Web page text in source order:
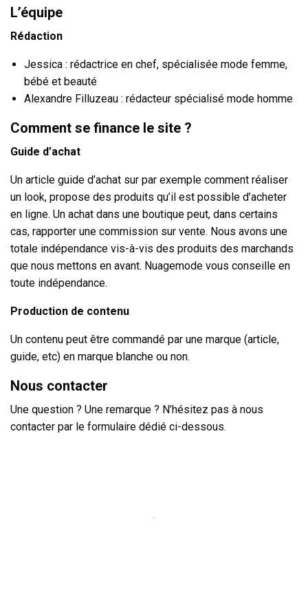
L’équipe
Rédaction
Jessica : rédactrice en chef, spécialisée mode femme,
bébé et beauté
Alexandre Filluzeau : rédacteur spécialisé mode homme
Comment se finance le site ?
Guide d’achat
Un article guide d’achat sur par exemple comment réaliser
un look, propose des produits qu’il est possible d’acheter
en ligne. Un achat dans une boutique peut, dans certains
cas, rapporter une commission sur vente. Nous avons une
totale indépendance vis-à-vis des produits des marchands
que nous mettons en avant. Nuagemode vous conseille en
toute indépendance.
Production de contenu
Un contenu peut être commandé par une marque (article,
guide, etc) en marque blanche ou non.
Nous contacter
Une question ? Une remarque ? N’hésitez pas à nous
contacter par le formulaire dédié ci-dessous.